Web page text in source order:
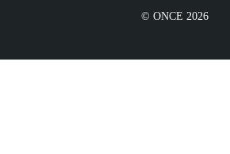
© ONCE 2026